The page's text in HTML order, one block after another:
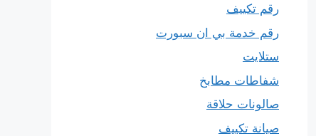
رقم تكييف
رقم خدمة بي ان سبورت
ستلايت
شفاطات مطابخ
صالونات حلاقة
صيانة تكييف